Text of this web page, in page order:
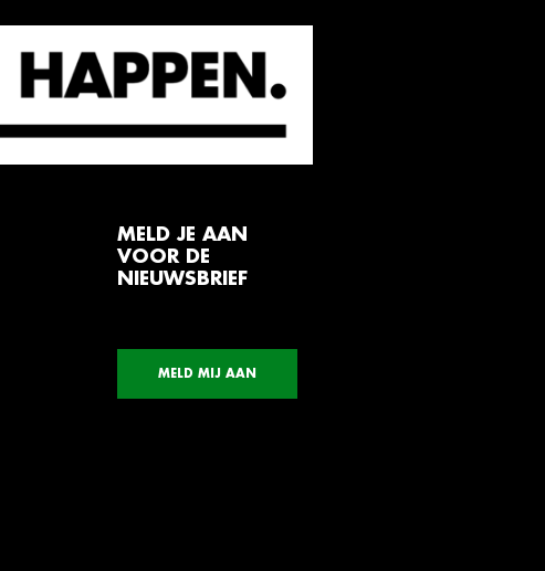
MELD JE AAN
VOOR DE
NIEUWSBRIEF
MELD MIJ AAN